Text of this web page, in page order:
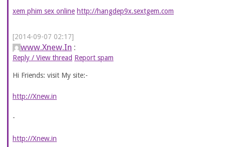
xem phim sex online http://hangdep9x.sextgem.com
[2014-09-07 02:17]
www.Xnew.In :
Reply / View thread Report spam
Hi Friends: visit My site:-
http://Xnew.in
-
http://Xnew.in